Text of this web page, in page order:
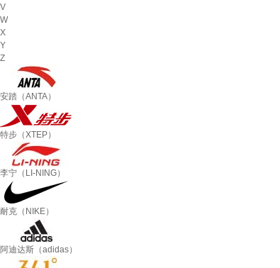
V
W
X
Y
Z
安踏（ANTA）
特步（XTEP）
李宁（LI-NING）
耐克（NIKE）
阿迪达斯（adidas）